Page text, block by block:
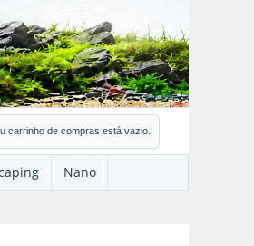
carrinho de compras está vazio.
Nano